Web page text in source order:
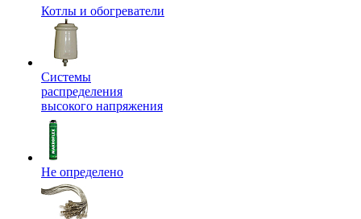
Котлы и обогреватели
Системы
распределения
высокого напряжения
Не определено